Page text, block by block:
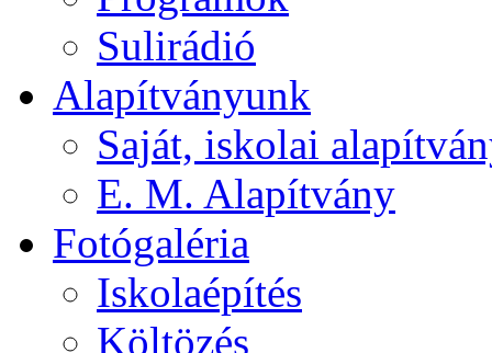
Sulirádió
Alapítványunk
Saját, iskolai
E. M. Alapítvány
Fotógaléria
Iskolaépítés
Költözés